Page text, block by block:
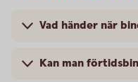
Vad händer när
Kan man